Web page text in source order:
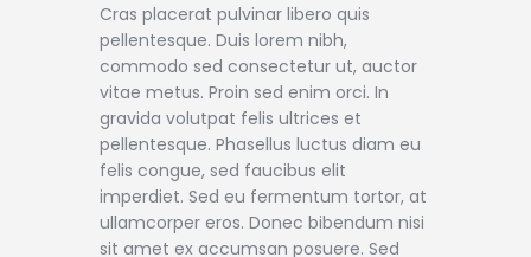
Cras placerat pulvinar libero quis
pellentesque. Duis lorem nibh,
commodo sed consectetur ut, auctor
vitae metus. Proin sed enim orci. In
gravida volutpat felis ultrices et
pellentesque. Phasellus luctus diam eu
felis congue, sed faucibus elit
imperdiet. Sed eu fermentum tortor, at
ullamcorper eros. Donec bibendum nisi
sit amet ex accumsan posuere. Sed